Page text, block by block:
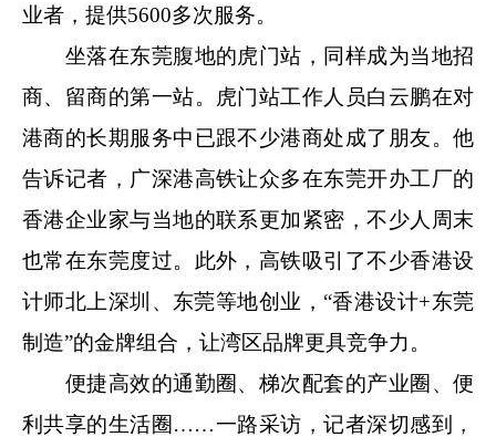
业者，提供5600多次服务。
坐落在东莞腹地的虎门站，同样成为当地招
商、留商的第一站。虎门站工作人员白云鹏在对
港商的长期服务中已跟不少港商处成了朋友。他
告诉记者，广深港高铁让众多在东莞开办工厂的
香港企业家与当地的联系更加紧密，不少人周末
也常在东莞度过。此外，高铁吸引了不少香港设
计师北上深圳、东莞等地创业，“香港设计+东莞
制造”的金牌组合，让湾区品牌更具竞争力。
便捷高效的通勤圈、梯次配套的产业圈、便
利共享的生活圈……一路采访，记者深切感到，